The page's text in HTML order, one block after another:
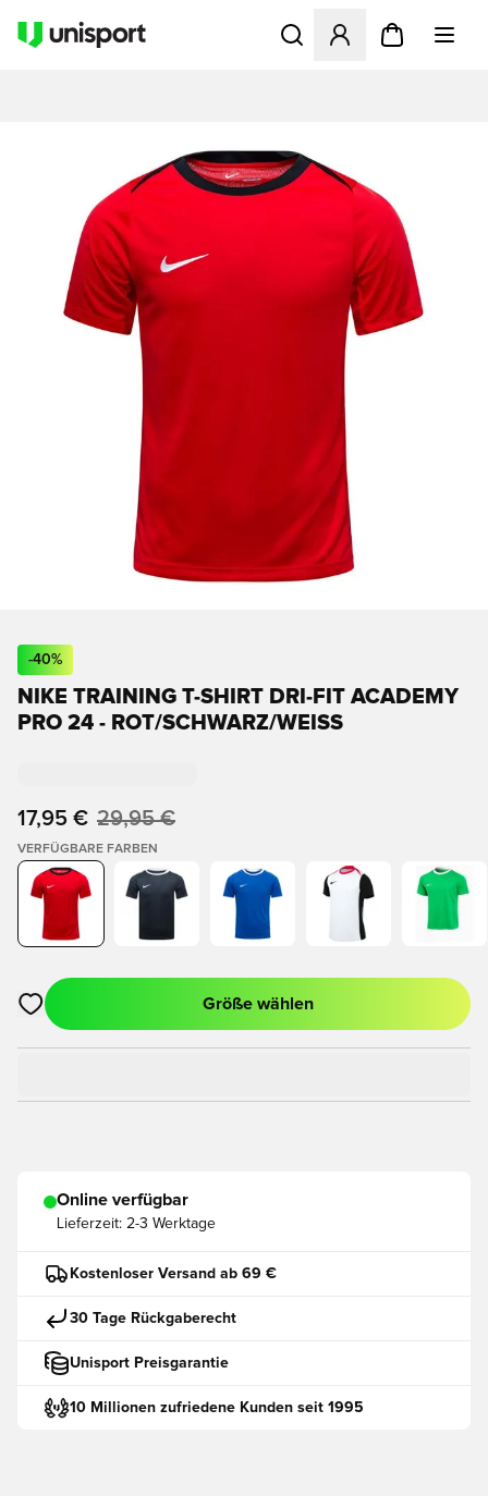
Öffnet ein neues Fenster
-40%
NIKE TRAINING T-SHIRT DRI-FIT ACADEMY
PRO 24 - ROT/SCHWARZ/WEISS
17,95 € 29,95 €
VERFÜGBARE FARBEN
Öffnet ein neues Fenster zum Anmelden oder Registrieren
Größe wählen
Online verfügbar
Lieferzeit: 2-3 Werktage
Kostenloser Versand ab 69 €
30 Tage Rückgaberecht
Unisport Preisgarantie
10 Millionen zufriedene Kunden seit 1995